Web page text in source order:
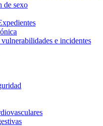
de sexo
e incidentes